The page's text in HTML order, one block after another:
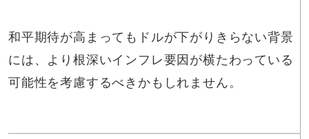
和平期待が高まってもドルが下がりきらない背景
には、より根深いインフレ要因が横たわっている
可能性を考慮するべきかもしれません。